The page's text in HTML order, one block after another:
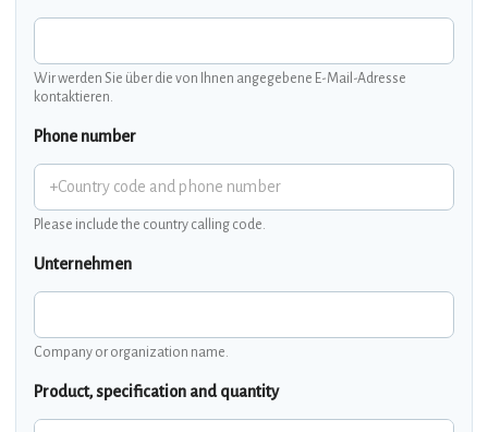
Wir werden Sie über die von Ihnen angegebene E-Mail-Adresse
kontaktieren.
Phone number
Please include the country calling code.
Unternehmen
Company or organization name.
Product, specification and quantity